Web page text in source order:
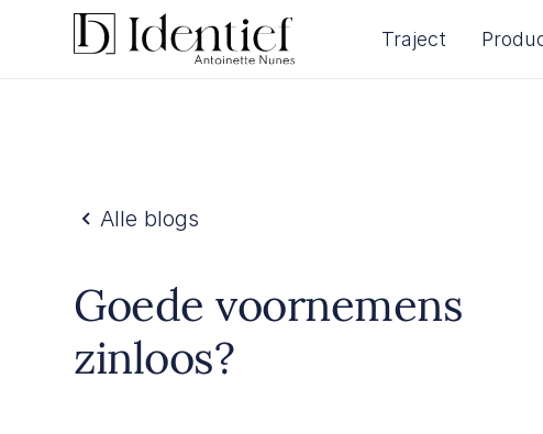
Traject
Alle blogs
Goede voornemens
zinloos?